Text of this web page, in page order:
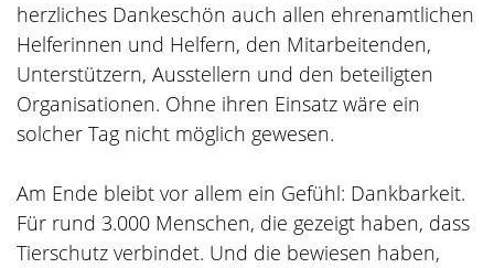
herzliches Dankeschön auch allen ehrenamtlichen
Helferinnen und Helfern, den Mitarbeitenden,
Unterstützern, Ausstellern und den beteiligten
Organisationen. Ohne ihren Einsatz wäre ein
solcher Tag nicht möglich gewesen.
Am Ende bleibt vor allem ein Gefühl: Dankbarkeit.
Für rund 3.000 Menschen, die gezeigt haben, dass
Tierschutz verbindet. Und die bewiesen haben,